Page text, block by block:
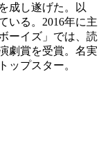
成し遂げた。以
いる。2016年に主
ーイズ」では、読
劇賞を受賞。名実
ップスター。